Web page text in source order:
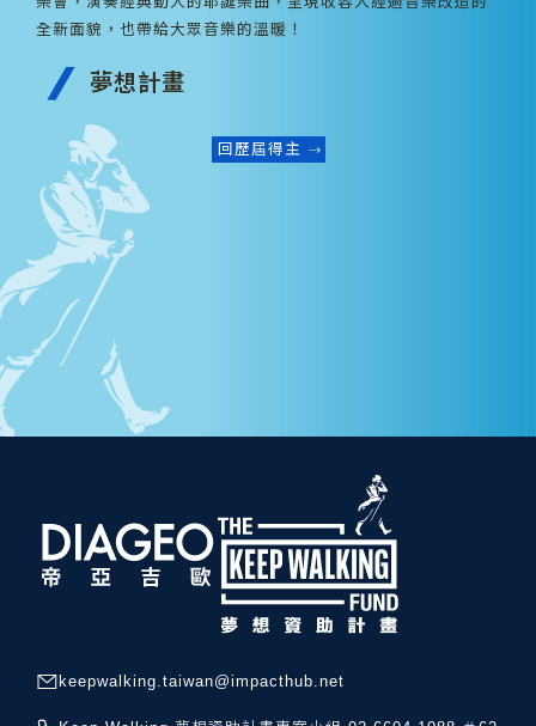
全新面貌，也帶給大眾音樂的溫暖！
夢想計畫
回歷屆得主
keepwalking.taiwan@impacthub.net